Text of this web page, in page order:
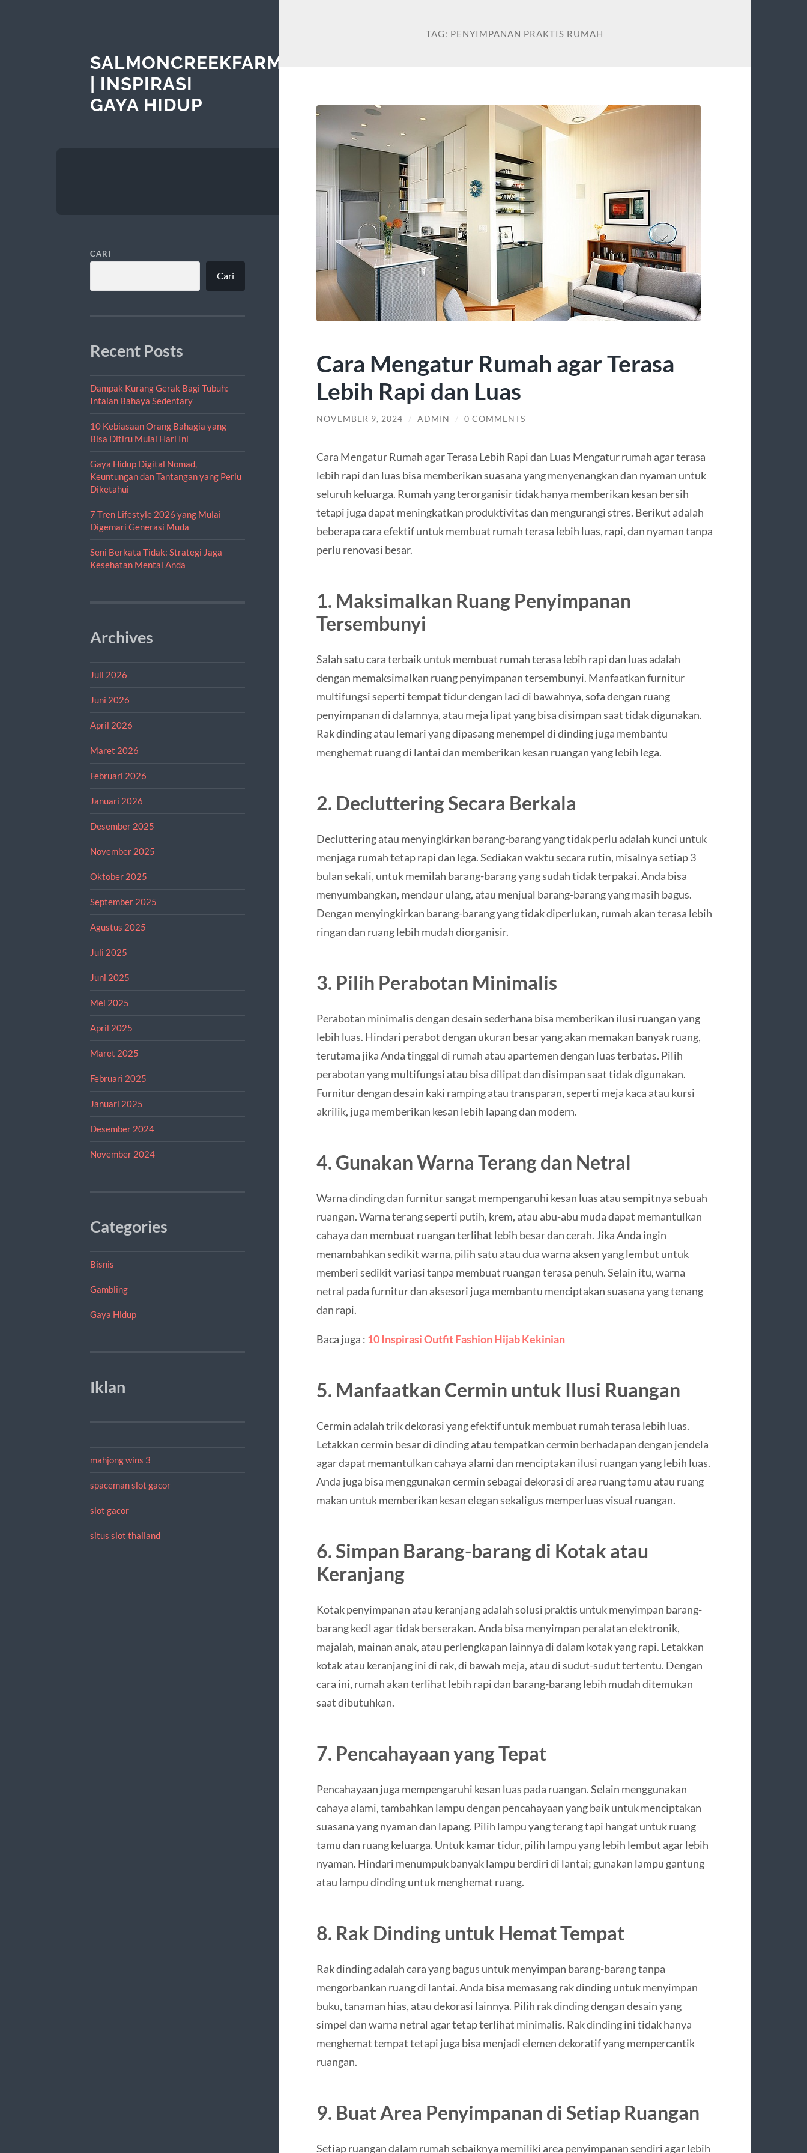
SALMONCREEKFARMS
| INSPIRASI
GAYA HIDUP
CARI
Cari
Recent Posts
Dampak Kurang Gerak Bagi Tubuh:
Intaian Bahaya Sedentary
10 Kebiasaan Orang Bahagia yang
Bisa Ditiru Mulai Hari Ini
Gaya Hidup Digital Nomad,
Keuntungan dan Tantangan yang Perlu
Diketahui
7 Tren Lifestyle 2026 yang Mulai
Digemari Generasi Muda
Seni Berkata Tidak: Strategi Jaga
Kesehatan Mental Anda
Archives
Juli 2026
Juni 2026
April 2026
Maret 2026
Februari 2026
Januari 2026
Desember 2025
November 2025
Oktober 2025
September 2025
Agustus 2025
Juli 2025
Juni 2025
Mei 2025
April 2025
Maret 2025
Februari 2025
Januari 2025
Desember 2024
November 2024
Categories
Bisnis
Gambling
Gaya Hidup
Iklan
mahjong wins 3
spaceman slot gacor
slot gacor
situs slot thailand
TAG: PENYIMPANAN PRAKTIS RUMAH
Cara Mengatur Rumah agar Terasa
Lebih Rapi dan Luas
NOVEMBER 9, 2024 / ADMIN / 0 COMMENTS
Cara Mengatur Rumah agar Terasa Lebih Rapi dan Luas Mengatur rumah agar terasa
lebih rapi dan luas bisa memberikan suasana yang menyenangkan dan nyaman untuk
seluruh keluarga. Rumah yang terorganisir tidak hanya memberikan kesan bersih
tetapi juga dapat meningkatkan produktivitas dan mengurangi stres. Berikut adalah
beberapa cara efektif untuk membuat rumah terasa lebih luas, rapi, dan nyaman tanpa
perlu renovasi besar.
1. Maksimalkan Ruang Penyimpanan
Tersembunyi
Salah satu cara terbaik untuk membuat rumah terasa lebih rapi dan luas adalah
dengan memaksimalkan ruang penyimpanan tersembunyi. Manfaatkan furnitur
multifungsi seperti tempat tidur dengan laci di bawahnya, sofa dengan ruang
penyimpanan di dalamnya, atau meja lipat yang bisa disimpan saat tidak digunakan.
Rak dinding atau lemari yang dipasang menempel di dinding juga membantu
menghemat ruang di lantai dan memberikan kesan ruangan yang lebih lega.
2. Decluttering Secara Berkala
Decluttering atau menyingkirkan barang-barang yang tidak perlu adalah kunci untuk
menjaga rumah tetap rapi dan lega. Sediakan waktu secara rutin, misalnya setiap 3
bulan sekali, untuk memilah barang-barang yang sudah tidak terpakai. Anda bisa
menyumbangkan, mendaur ulang, atau menjual barang-barang yang masih bagus.
Dengan menyingkirkan barang-barang yang tidak diperlukan, rumah akan terasa lebih
ringan dan ruang lebih mudah diorganisir.
3. Pilih Perabotan Minimalis
Perabotan minimalis dengan desain sederhana bisa memberikan ilusi ruangan yang
lebih luas. Hindari perabot dengan ukuran besar yang akan memakan banyak ruang,
terutama jika Anda tinggal di rumah atau apartemen dengan luas terbatas. Pilih
perabotan yang multifungsi atau bisa dilipat dan disimpan saat tidak digunakan.
Furnitur dengan desain kaki ramping atau transparan, seperti meja kaca atau kursi
akrilik, juga memberikan kesan lebih lapang dan modern.
4. Gunakan Warna Terang dan Netral
Warna dinding dan furnitur sangat mempengaruhi kesan luas atau sempitnya sebuah
ruangan. Warna terang seperti putih, krem, atau abu-abu muda dapat memantulkan
cahaya dan membuat ruangan terlihat lebih besar dan cerah. Jika Anda ingin
menambahkan sedikit warna, pilih satu atau dua warna aksen yang lembut untuk
memberi sedikit variasi tanpa membuat ruangan terasa penuh. Selain itu, warna
netral pada furnitur dan aksesori juga membantu menciptakan suasana yang tenang
dan rapi.
Baca juga : 10 Inspirasi Outfit Fashion Hijab Kekinian
5. Manfaatkan Cermin untuk Ilusi Ruangan
Cermin adalah trik dekorasi yang efektif untuk membuat rumah terasa lebih luas.
Letakkan cermin besar di dinding atau tempatkan cermin berhadapan dengan jendela
agar dapat memantulkan cahaya alami dan menciptakan ilusi ruangan yang lebih luas.
Anda juga bisa menggunakan cermin sebagai dekorasi di area ruang tamu atau ruang
makan untuk memberikan kesan elegan sekaligus memperluas visual ruangan.
6. Simpan Barang-barang di Kotak atau
Keranjang
Kotak penyimpanan atau keranjang adalah solusi praktis untuk menyimpan barang-
barang kecil agar tidak berserakan. Anda bisa menyimpan peralatan elektronik,
majalah, mainan anak, atau perlengkapan lainnya di dalam kotak yang rapi. Letakkan
kotak atau keranjang ini di rak, di bawah meja, atau di sudut-sudut tertentu. Dengan
cara ini, rumah akan terlihat lebih rapi dan barang-barang lebih mudah ditemukan
saat dibutuhkan.
7. Pencahayaan yang Tepat
Pencahayaan juga mempengaruhi kesan luas pada ruangan. Selain menggunakan
cahaya alami, tambahkan lampu dengan pencahayaan yang baik untuk menciptakan
suasana yang nyaman dan lapang. Pilih lampu yang terang tapi hangat untuk ruang
tamu dan ruang keluarga. Untuk kamar tidur, pilih lampu yang lebih lembut agar lebih
nyaman. Hindari menumpuk banyak lampu berdiri di lantai; gunakan lampu gantung
atau lampu dinding untuk menghemat ruang.
8. Rak Dinding untuk Hemat Tempat
Rak dinding adalah cara yang bagus untuk menyimpan barang-barang tanpa
mengorbankan ruang di lantai. Anda bisa memasang rak dinding untuk menyimpan
buku, tanaman hias, atau dekorasi lainnya. Pilih rak dinding dengan desain yang
simpel dan warna netral agar tetap terlihat minimalis. Rak dinding ini tidak hanya
menghemat tempat tetapi juga bisa menjadi elemen dekoratif yang mempercantik
ruangan.
9. Buat Area Penyimpanan di Setiap Ruangan
Setiap ruangan dalam rumah sebaiknya memiliki area penyimpanan sendiri agar lebih